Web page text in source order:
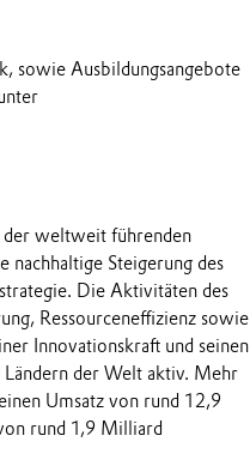
sowie Ausbildungsangebote
der weltweit führenden
nachhaltige Steigerung des
Die Aktivitäten des
Ressourceneffizienz sowie
Innovationskraft und seinen
der Welt aktiv. Mehr
Umsatz von rund 12,9
rund 1,9 Milliard